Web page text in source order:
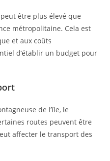
être plus élevé que
métropolitaine. Cela est
et aux coûts
d’établir un budget pour
de l’île, le
routes peuvent être
affecter le transport des